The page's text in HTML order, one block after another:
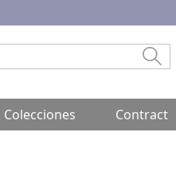
Contract